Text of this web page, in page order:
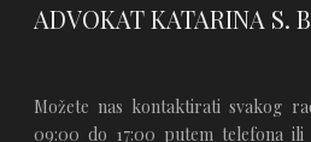
ADVOKAT KATARINA S.
Možete nas kontaktirati svakog
09:00 do 17:00 putem telefona